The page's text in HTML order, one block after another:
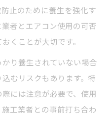
止のために養生を強化す
者とエアコン使用の可否
くことが大切です。
り養生されていない場合
むリスクもあります。特
には注意が必要で、使用
工業者との事前打ち合わ